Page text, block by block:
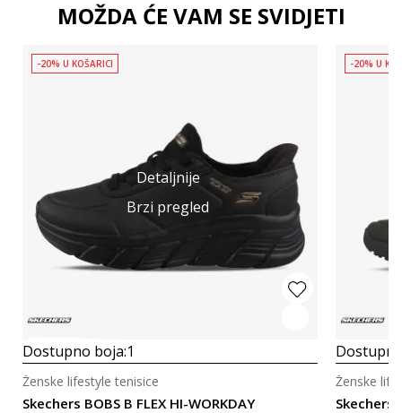
MOŽDA ĆE VAM SE SVIDJETI
Detaljnije
Brzi pregled
-20% U KOŠARICI
Dostupno boja:1
Skechers BOBS B FLEX HI-WORKDAY
Ženske lifestyle tenisice
-20% U
Skechers
Ženske